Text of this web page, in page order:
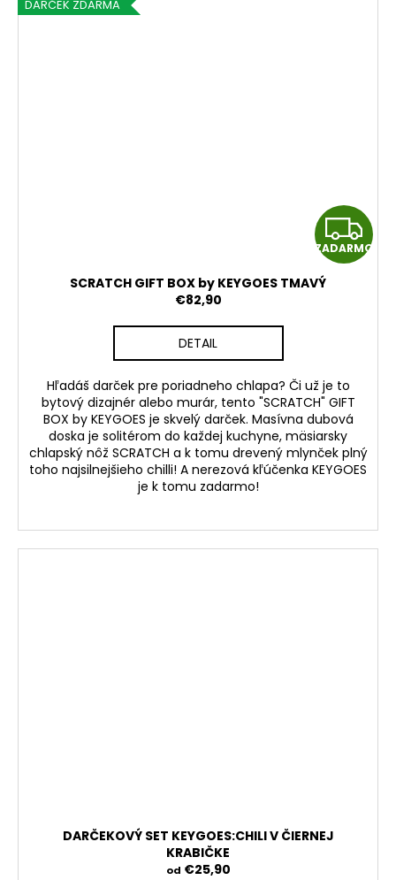
DARČEK ZDARMA
Z
A
O
ZADARMO
SCRATCH GIFT BOX by KEYGOES TMAVÝ
€82,90
DETAIL
Hľadáš darček pre poriadneho chlapa? Či už je to
bytový dizajnér alebo murár, tento "SCRATCH" GIFT
BOX by KEYGOES je skvelý darček. Masívna dubová
doska je solitérom do každej kuchyne, mäsiarsky
chlapský nôž SCRATCH a k tomu drevený mlynček plný
toho najsilnejšieho chilli! A nerezová kľúčenka KEYGOES
je k tomu zadarmo!
DARČEKOVÝ SET KEYGOES:CHILI V ČIERNEJ
KRABIČKE
od €25,90